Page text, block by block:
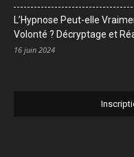
L’Hypnose Peut-elle
Volonté ? Décryptage et
16 juin 2024